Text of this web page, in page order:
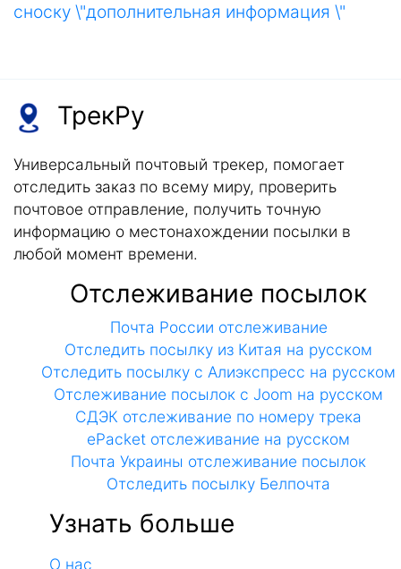
сноску \"дополнительная информация \"
ТрекРу
Универсальный почтовый трекер, помогает
отследить заказ по всему миру, проверить
почтовое отправление, получить точную
информацию о местонахождении посылки в
любой момент времени.
Отслеживание посылок
Почта России отслеживание
Отследить посылку из Китая на русском
Отследить посылку с Алиэкспресс на русском
Отслеживание посылок с Joom на русском
СДЭК отслеживание по номеру трека
ePacket отслеживание на русском
Почта Украины отслеживание посылок
Отследить посылку Белпочта
Узнать больше
О нас